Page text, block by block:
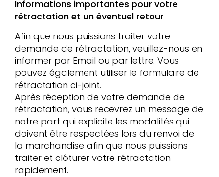
Informations importantes pour votre
rétractation et un éventuel retour
Afin que nous puissions traiter votre
demande de rétractation, veuillez-nous en
informer par Email ou par lettre. Vous
pouvez également utiliser le formulaire de
rétractation ci-joint.
Après réception de votre demande de
rétractation, vous recevrez un message de
notre part qui explicite les modalités qui
doivent être respectées lors du renvoi de
la marchandise afin que nous puissions
traiter et clôturer votre rétractation
rapidement.